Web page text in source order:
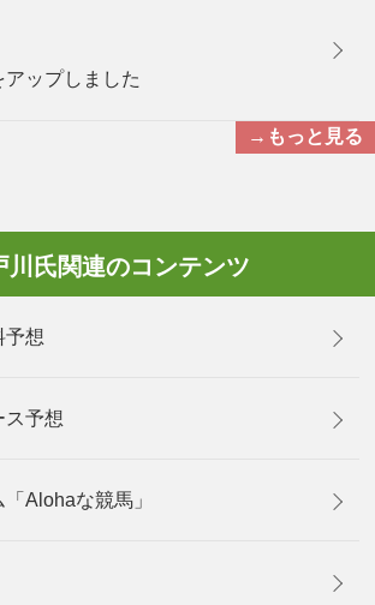
ップしました
→もっと見る
川氏関連のコンテンツ
予想
ス予想
Alohaな競馬」